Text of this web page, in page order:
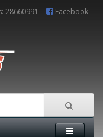
28660991 Facebook